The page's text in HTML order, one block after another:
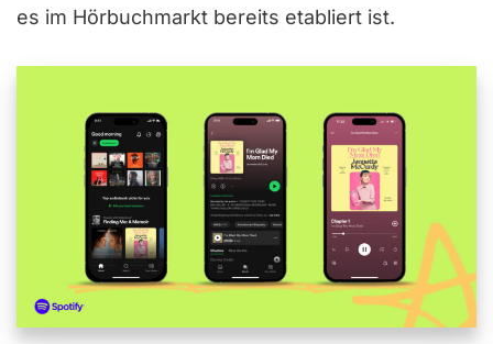
es im Hörbuchmarkt bereits etabliert ist.